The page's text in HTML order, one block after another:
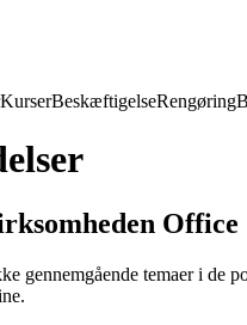
KurserBeskæftigelseRengøring
Office
gennemgående temaer i de